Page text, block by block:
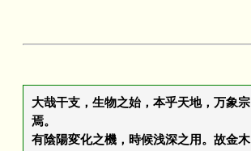
大哉干支，生物之始，本乎天地，万象宗
焉。
有陰陽変化之機，時候浅深之用。故金木